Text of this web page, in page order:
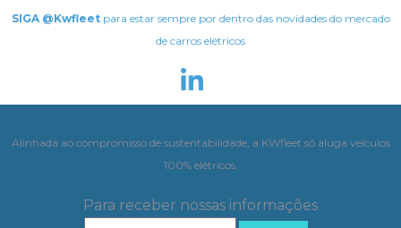
SIGA @Kwfleetpara estar sempre por dentro das novidades do mercado
de carros elétricos
Alinhada ao compromisso de sustentabilidade, a KWfleet só aluga veículos
100% elétricos.
Para receber nossas informações